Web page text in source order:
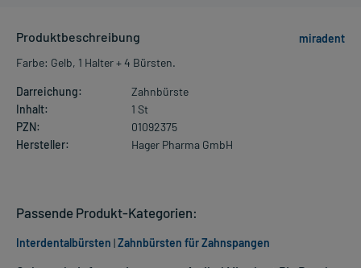
Produktbeschreibung
miradent
Farbe: Gelb, 1 Halter + 4 Bürsten.
Darreichung:
Zahnbürste
Inhalt:
1 St
PZN:
01092375
Hersteller:
Hager Pharma GmbH
Passende Produkt-Kategorien:
Interdentalbürsten |Zahnbürsten für Zahnspangen